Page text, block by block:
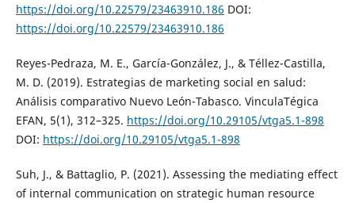
https://doi.org/10.22579/23463910.186 DOI:
https://doi.org/10.22579/23463910.186
Reyes-Pedraza, M. E., García-González, J., & Téllez-Castilla,
M. D. (2019). Estrategias de marketing social en salud:
Análisis comparativo Nuevo León-Tabasco. VinculaTégica
EFAN, 5(1), 312–325. https://doi.org/10.29105/vtga5.1-898
DOI: https://doi.org/10.29105/vtga5.1-898
Suh, J., & Battaglio, P. (2021). Assessing the mediating effect
of internal communication on strategic human resource